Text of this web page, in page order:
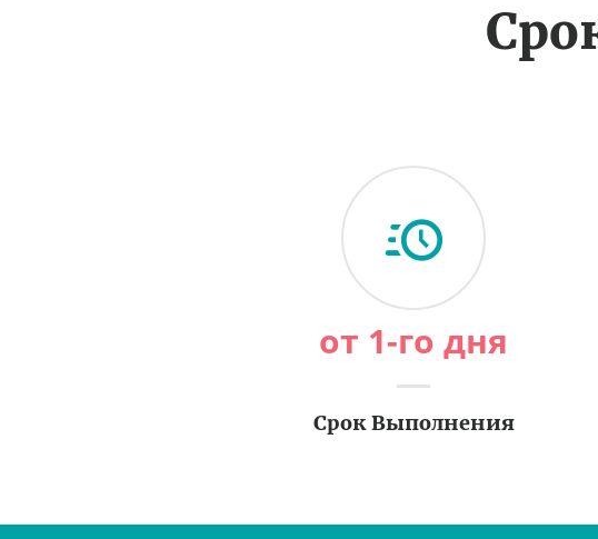
от 1-го дня
Срок Выполнения